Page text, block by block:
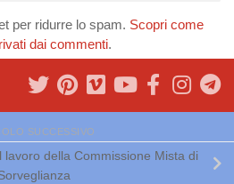
per ridurre lo spam. Scopri come
dai commenti.
SUCCESSIVO
lavoro della Commissione Mista di